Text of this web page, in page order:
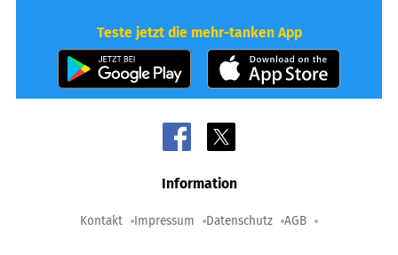
Teste jetzt die mehr-tanken App
Information
Kontakt Impressum Datenschutz AGB